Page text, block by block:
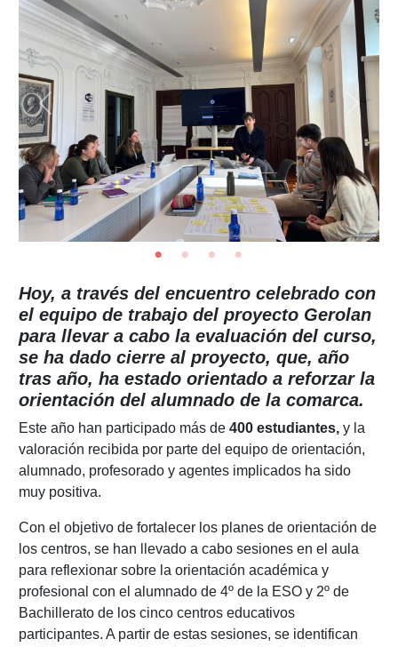
Hoy, a través del encuentro celebrado con
el equipo de trabajo del proyecto Gerolan
para llevar a cabo la evaluación del curso,
se ha dado cierre al proyecto, que, año
tras año, ha estado orientado a reforzar la
orientación del alumnado de la comarca.
Este año han participado más de 400 estudiantes,y la
valoración recibida por parte del equipo de orientación,
alumnado, profesorado y agentes implicados ha sido
muy positiva.
Con el objetivo de fortalecer los planes de orientación de
los centros, se han llevado a cabo sesiones en el aula
para reflexionar sobre la orientación académica y
profesional con el alumnado de 4º de la ESO y 2º de
Bachillerato de los cinco centros educativos
participantes. A partir de estas sesiones, se identifican